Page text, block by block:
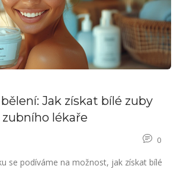
Jak získat bílé zuby
lékaře
0
se podíváme na možnost, jak získat bílé